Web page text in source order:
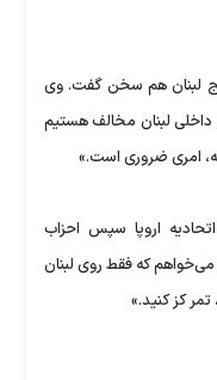
لبنان هم سخن گفت. وی
داخلی لبنان مخالف هستیم
امری ضروری است.»
اروپا سپس احزاب
می‌خواهم که فقط روی لبنان
کز کنید.»